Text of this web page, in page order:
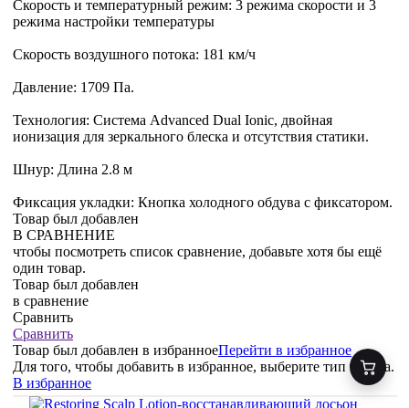
Скорость и температурный режим: 3 режима скорости и 3
режима настройки температуры
Скорость воздушного потока: 181 км/ч
Давление: 1709 Па.
Технология: Система Advanced Dual Ionic, двойная
ионизация для зеркального блеска и отсутствия статики.
Шнур: Длина 2.8 м
Фиксация укладки: Кнопка холодного обдува с фиксатором.
Товар был добавлен
В СРАВНЕНИЕ
чтобы посмотреть список сравнение, добавьте хотя бы ещё
один товар.
Товар был добавлен
в сравнение
Сравнить
Сравнить
Товар был добавлен в избранноеПерейти в избранное
Для того, чтобы добавить в избранное, выберите тип товара.
В избранное